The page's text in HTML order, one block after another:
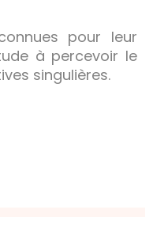
pour leur
à percevoir le
singulières.